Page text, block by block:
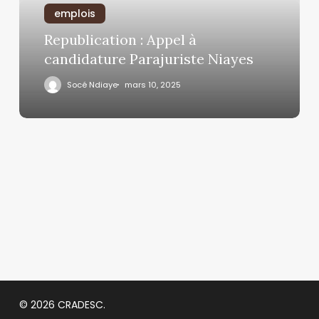
emplois
Republication : Appel à
candidature Parajuriste Niayes
Socé Ndiaye mars 10, 2025
© 2026 CRADESC.